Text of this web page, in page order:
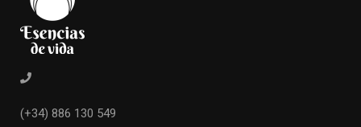
(+34) 886 130 549